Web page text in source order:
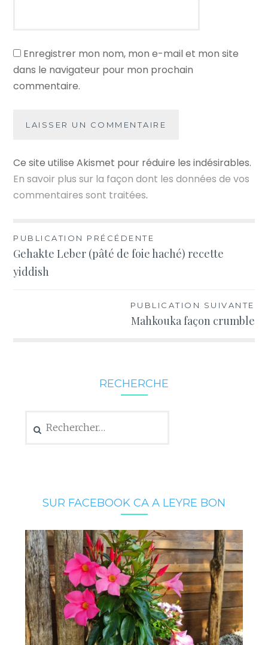
Enregistrer mon nom, mon e-mail et mon site
dans le navigateur pour mon prochain
commentaire.
Ce site utilise Akismet pour réduire les indésirables.
En savoir plus sur la façon dont les données de vos
commentaires sont traitées.
Navigation
de
l’article
PUBLICATION PRÉCÉDENTE
Gehakte Leber (pâté de foie haché) recette
yiddish
PUBLICATION SUIVANTE
Mahkouka façon crumble
RECHERCHE
SUR FACEBOOK CA A LEYRE BON